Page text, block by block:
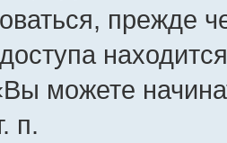
прежде
можете
п.